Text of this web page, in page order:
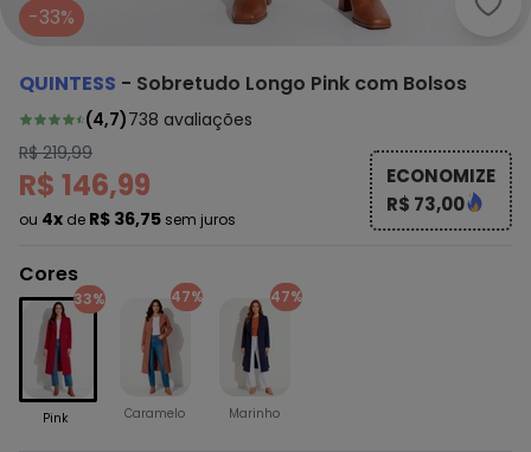
-33%
QUINTESS - Sobretudo Longo Pink com Bolsos
(4,7)738 avaliações
R$ 219,99
R$ 146,99
ou 4x de R$ 36,75 sem juros
ECONOMIZE
R$ 73,00
Cores
33%
Pink
47%
Caramelo
47%
Marinho